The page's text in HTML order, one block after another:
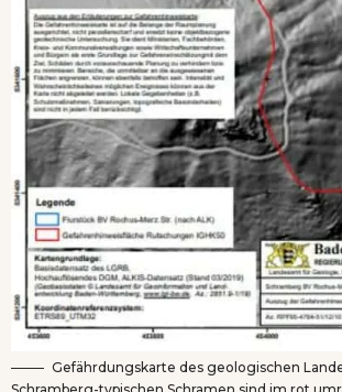
Gefährdungskarte des geologischen